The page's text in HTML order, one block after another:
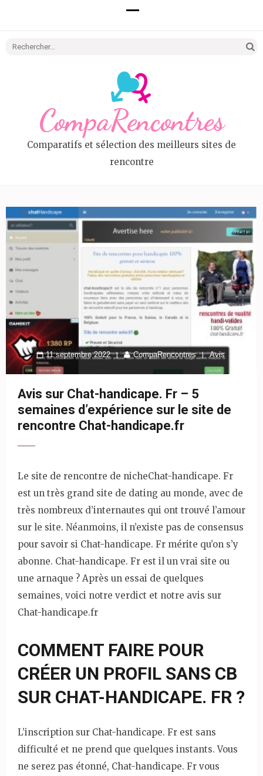
CompaRencontres
Comparatifs et sélection des meilleurs sites de
rencontre
11 septembre 2022 CompaRencontres Avis
Avis sur Chat-handicape. Fr – 5
semaines d’expérience sur le site de
rencontre Chat-handicape.fr
Le site de rencontre de nicheChat-handicape. Fr
est un très grand site de dating au monde, avec de
très nombreux d’internautes qui ont trouvé l’amour
sur le site. Néanmoins, il n’existe pas de consensus
pour savoir si Chat-handicape. Fr mérite qu’on s’y
abonne. Chat-handicape. Fr est il un vrai site ou
une arnaque ? Après un essai de quelques
semaines, voici notre verdict et notre avis sur
Chat-handicape.fr
COMMENT FAIRE POUR
CRÉER UN PROFIL SANS CB
SUR CHAT-HANDICAPE. FR ?
L’inscription sur Chat-handicape. Fr est sans
difficulté et ne prend que quelques instants. Vous
ne serez pas étonné, Chat-handicape. Fr vous